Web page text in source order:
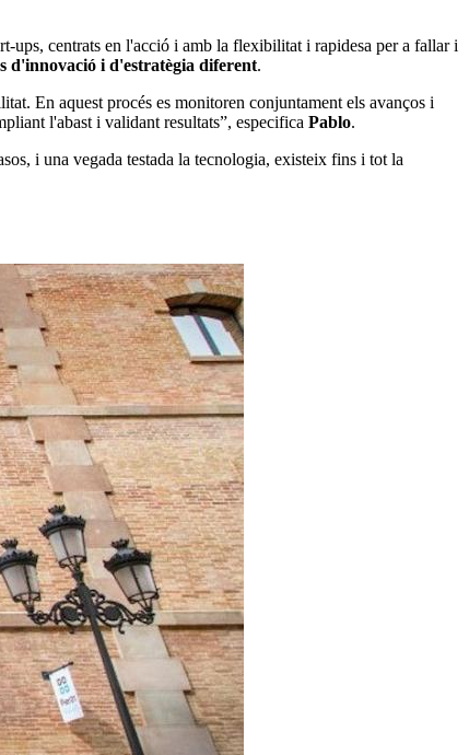
ups, centrats en l'acció i amb la flexibilitat i rapidesa per a fallar i
d'innovació i d'estratègia diferent.
En aquest procés es monitoren conjuntament els avanços i
l'abast i validant resultats”, especifica Pablo.
i una vegada testada la tecnologia, existeix fins i tot la